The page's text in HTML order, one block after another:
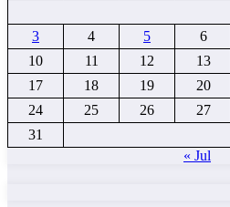
3
4 5 6
10
11 12 13
17
18 19 20
24
25 26 27
31
« Jul